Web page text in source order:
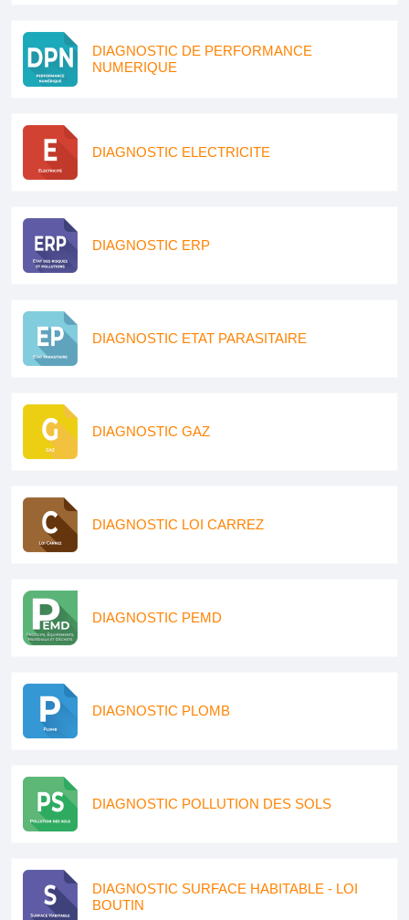
DIAGNOSTIC DE PERFORMANCE
NUMERIQUE
DIAGNOSTIC ELECTRICITE
DIAGNOSTIC ERP
DIAGNOSTIC ETAT PARASITAIRE
DIAGNOSTIC GAZ
DIAGNOSTIC LOI CARREZ
DIAGNOSTIC PEMD
DIAGNOSTIC PLOMB
DIAGNOSTIC POLLUTION DES SOLS
DIAGNOSTIC SURFACE HABITABLE - LOI
BOUTIN